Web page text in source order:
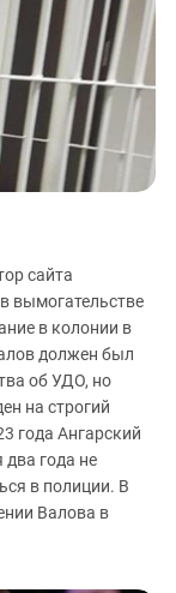
сайта
вымогательстве
в колонии в
должен был
об УДО, но
на строгий
года Ангарский
два года не
в полиции. В
Валова в